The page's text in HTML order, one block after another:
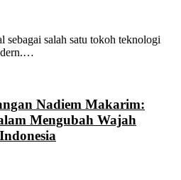
salah satu tokoh teknologi
Nadiem Makarim:
Mengubah Wajah